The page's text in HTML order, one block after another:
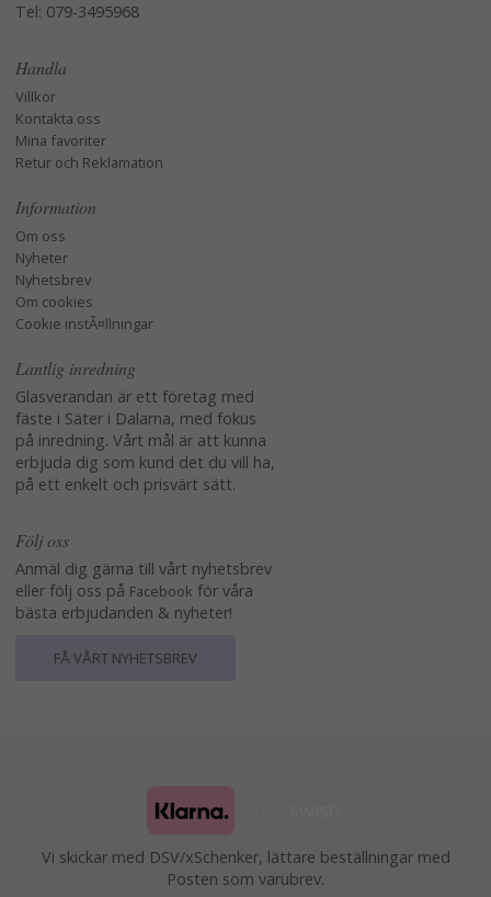
Tel: 079-3495968
Handla
Villkor
Kontakta oss
Mina favoriter
Retur och Reklamation
Information
Om oss
Nyheter
Nyhetsbrev
Om cookies
Cookie instÃ¤llningar
Lantlig inredning
Glasverandan är ett företag med
fäste i Säter i Dalarna, med fokus
på inredning. Vårt mål är att kunna
erbjuda dig som kund det du vill ha,
på ett enkelt och prisvärt sätt.
Följ oss
Anmäl dig gärna till vårt nyhetsbrev
eller följ oss på Facebook för våra
bästa erbjudanden & nyheter!
FÅ VÅRT NYHETSBREV
Vi skickar med DSV/xSchenker, lättare beställningar med
Posten som varubrev.